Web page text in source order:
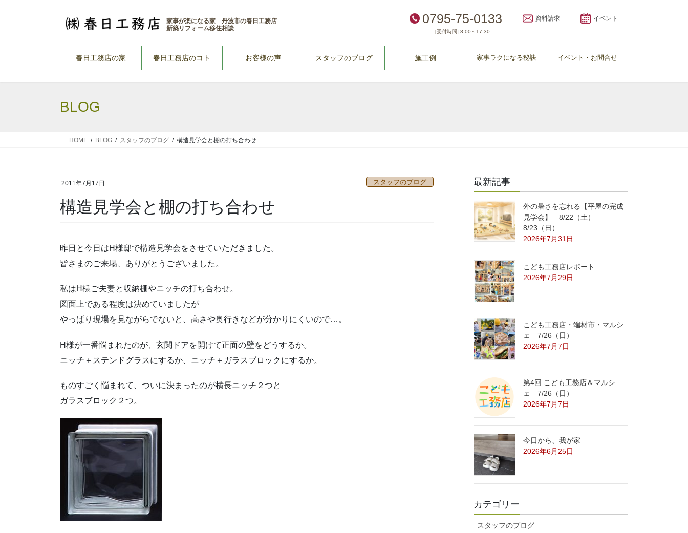
家事が楽になる家 丹波市の春日工務店
新築リフォーム移住相談
0795-75-0133
[受付時間] 8:00～17:30
資料請求 イベント
春日工務店の家 春日工務店のコト お客様の声 スタッフのブログ 施工例 家事ラクになる秘訣 イベント・お問合せ
BLOG
HOME BLOG スタッフのブログ 構造見学会と棚の打ち合わせ
2011年7月17日 スタッフのブログ
構造見学会と棚の打ち合わせ
昨日と今日はH様邸で構造見学会をさせていただきました。
皆さまのご来場、ありがとうございました。
私はH様ご夫妻と収納棚やニッチの打ち合わせ。
図面上である程度は決めていましたが
やっぱり現場を見ながらでないと、高さや奥行きなどが分かりにくいので…。
H様が一番悩まれたのが、玄関ドアを開けて正面の壁をどうするか。
ニッチ＋ステンドグラスにするか、ニッチ＋ガラスブロックにするか。
ものすごく悩まれて、ついに決まったのが横長ニッチ２つと
ガラスブロック２つ。
最新記事
外の暑さを忘れる【平屋の完成
見学会】 8/22（土）
8/23（日）
2026年7月31日
こども工務店レポート
2026年7月29日
こども工務店・端材市・マルシ
ェ 7/26（日）
2026年7月7日
第4回 こども工務店＆マルシ
ェ 7/26（日）
2026年7月7日
今日から、我が家
2026年6月25日
カテゴリー
スタッフのブログ